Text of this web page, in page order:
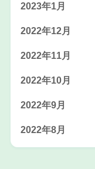
2023年1月
2022年12月
2022年11月
2022年10月
2022年9月
2022年8月